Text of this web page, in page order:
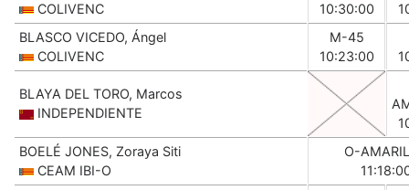
COLIVENC
10:30:00
BLASCO VICEDO, Ángel
COLIVENC
M-45
10:23:00
BLAYA DEL TORO, Marcos
INDEPENDIENTE
BOELÉ JONES, Zoraya Siti
CEAM IBI-O
O-